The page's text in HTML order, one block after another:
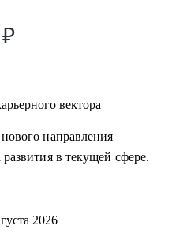
развитии бизнеса
₽
вектора
направления
развития в текущей сфере.
2026